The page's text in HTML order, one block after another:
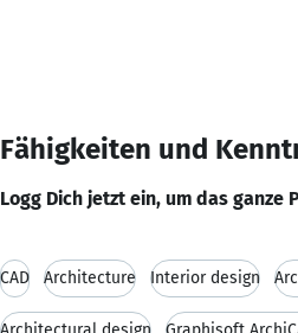
Fähigkeiten und
Logg Dich jetzt ein, um das ganze
CAD Architecture Interior design